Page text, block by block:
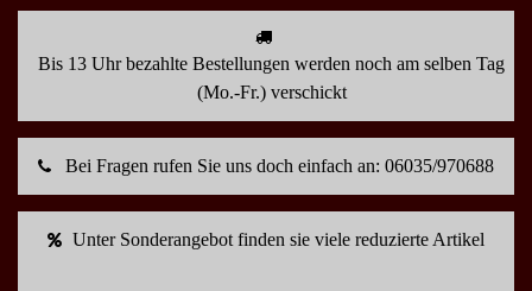
Bis 13 Uhr bezahlte Bestellungen werden noch am selben Tag
(Mo.-Fr.) verschickt
Bei Fragen rufen Sie uns doch einfach an: 06035/970688
Unter Sonderangebot finden sie viele reduzierte Artikel